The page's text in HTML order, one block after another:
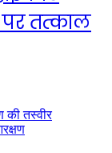
तत्काल